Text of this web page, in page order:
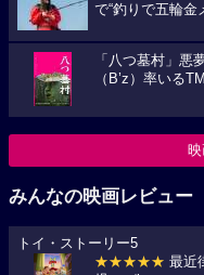
で“釣りで五輪金
「八つ墓村」悪
（B’z）率いる
みんなの映画レビュー
トイ・ストーリー5
★★★★★ 最近